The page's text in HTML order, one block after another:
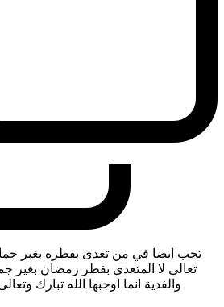
تجب ايضا في من تعدى بفطره بغير
تعالى لا المتعدي بفطر رمضان بغير
والفدية انما اوجبها الله تبارك